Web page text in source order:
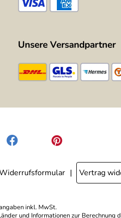
Unsere Versandpartner
Vertrag
inkl. MwSt.
und Informationen zur Berechnung